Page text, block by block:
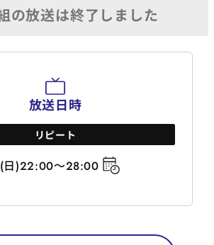
放送日時
リピート
)22:00～28:00